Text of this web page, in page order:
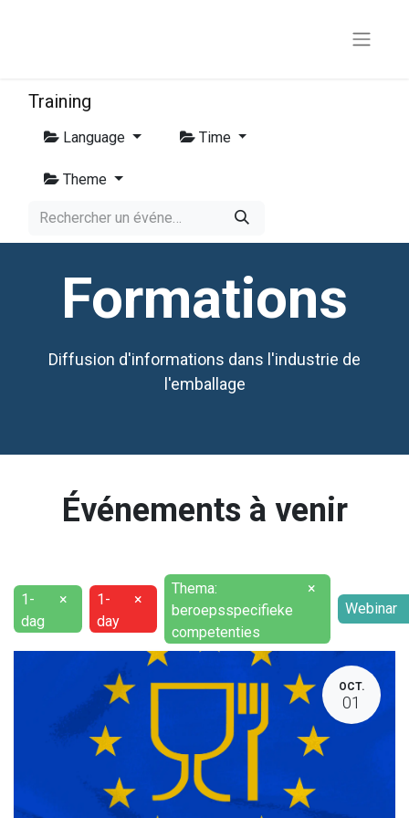
Training
Language Time
Theme
Formations
Diffusion d'informations dans l'industrie de
l'emballage
Événements à venir
1-
dag
×
1-
day
×
Thema:
beroepsspecifieke
competenties
×
Webinar
OCT.
01